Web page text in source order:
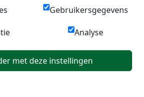
Gebruikersgegevens
Analyse
met deze instellingen